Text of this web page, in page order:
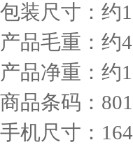
包装尺寸：约
产品毛重：约
产品净重：约
商品条码：
手机尺寸：